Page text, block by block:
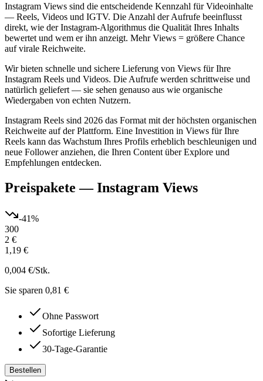
Instagram Views sind die entscheidende Kennzahl für Videoinhalte
— Reels, Videos und IGTV. Die Anzahl der Aufrufe beeinflusst
direkt, wie der Instagram-Algorithmus die Qualität Ihres Inhalts
bewertet und wem er ihn anzeigt. Mehr Views = größere Chance
auf virale Reichweite.
Wir bieten schnelle und sichere Lieferung von Views für Ihre
Instagram Reels und Videos. Die Aufrufe werden schrittweise und
natürlich geliefert — sie sehen genauso aus wie organische
Wiedergaben von echten Nutzern.
Instagram Reels sind 2026 das Format mit der höchsten organischen
Reichweite auf der Plattform. Eine Investition in Views für Ihre
Reels kann das Wachstum Ihres Profils erheblich beschleunigen und
neue Follower anziehen, die Ihren Content über Explore und
Empfehlungen entdecken.
Preispakete —Instagram Views
-41%
300
2 €
1,19 €
0,004 €/Stk.
Sie sparen 0,81 €
Ohne Passwort
Sofortige Lieferung
30-Tage-Garantie
Bestellen